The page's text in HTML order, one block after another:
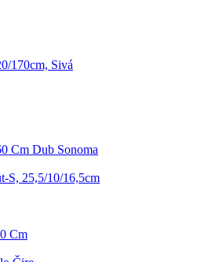
170cm, Sivá
Cm Dub Sonoma
S, 25,5/10/16,5cm
Cm